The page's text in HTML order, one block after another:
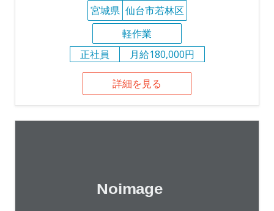
宮城県 仙台市若林区
軽作業
正社員
月給180,000円
詳細を見る